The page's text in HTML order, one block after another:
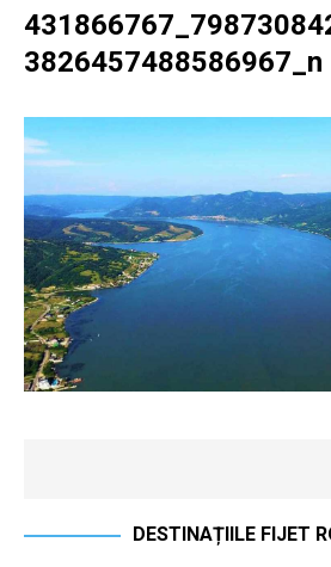
3826457488586967_n
DESTINAȚIILE FIJET